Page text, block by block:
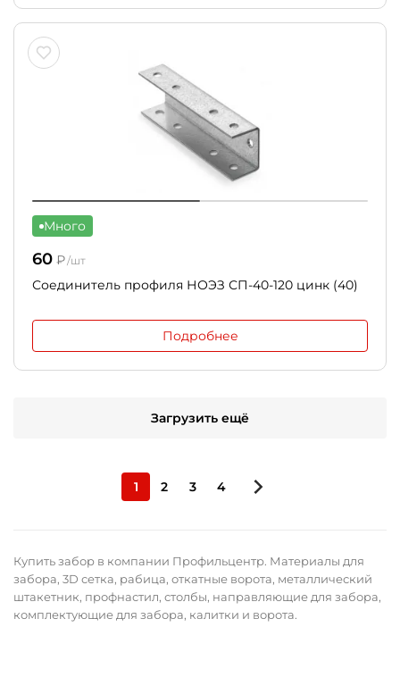
Много
60 ₽/шт
Соединитель профиля НОЭЗ СП-40-120 цинк (40)
Подробнее
Загрузить ещё
1 2 3 4
Купить забор в компании Профильцентр. Материалы для
забора, 3D сетка, рабица, откатные ворота, металлический
штакетник, профнастил, столбы, направляющие для забора,
комплектующие для забора, калитки и ворота.